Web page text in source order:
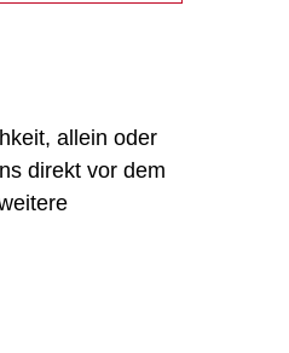
allein oder
direkt vor dem